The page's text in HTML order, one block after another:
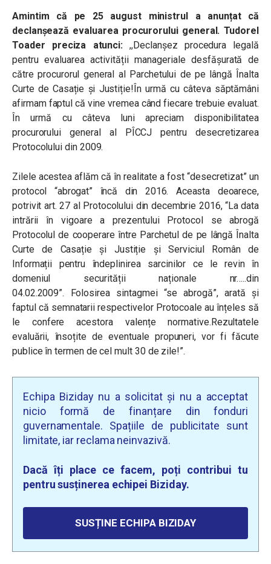
Amintim că pe 25 august ministrul a anunțat că
declanșează evaluarea procurorului general. Tudorel
Toader preciza atunci: ,,Declanșez procedura legală
pentru evaluarea activității manageriale desfășurată de
către procurorul general al Parchetului de pe lângă Înalta
Curte de Casație și Justiție!În urmă cu câteva săptămâni
afirmam faptul că vine vremea când fiecare trebuie evaluat.
În urmă cu câteva luni apreciam disponibilitatea
procurorului general al PÎCCJ pentru desecretizarea
Protocolului din 2009.
Zilele acestea aflăm că în realitate a fost “desecretizat” un
protocol “abrogat” încă din 2016. Aceasta deoarece,
potrivit art. 27 al Protocolului din decembrie 2016, “La data
intrării în vigoare a prezentului Protocol se abrogă
Protocolul de cooperare între Parchetul de pe lângă Înalta
Curte de Casație și Justiție și Serviciul Român de
Informații pentru îndeplinirea sarcinilor ce le revin în
domeniul securității naționale nr…..din
04.02.2009”.
Folosirea sintagmei “se abrogă”, arată și
faptul că semnatarii respectivelor Protocoale au înțeles să
le confere acestora valențe normative.Rezultatele
evaluării, însoțite de eventuale propuneri, vor fi făcute
publice în termen de cel mult 30 de zile!”.
Echipa Biziday nu a solicitat și nu a acceptat
nicio formă de finanțare din fonduri
guvernamentale. Spațiile de publicitate sunt
limitate, iar reclama neinvazivă.
Dacă îți place ce facem, poți contribui tu
pentru susținerea echipei Biziday.
SUSȚINE ECHIPA BIZIDAY